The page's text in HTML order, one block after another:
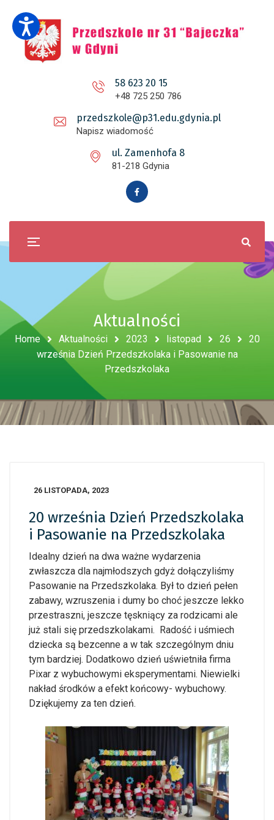
58 623 20 15
+48 725 250 786
przedszkole@p31.edu.gdynia.pl
Napisz wiadomość
ul. Zamenhofa 8
81-218 Gdynia
Aktualności
Home Aktualności 2023 listopad 26
20
września Dzień Przedszkolaka i Pasowanie na
Przedszkolaka
26 LISTOPADA, 2023
20 września Dzień Przedszkolaka
i Pasowanie na Przedszkolaka
Idealny dzień na dwa ważne wydarzenia
zwłaszcza dla najmłodszych gdyż dołączyliśmy
Pasowanie na Przedszkolaka. Był to dzień pełen
zabawy, wzruszenia i dumy bo choć jeszcze lekko
przestraszni, jeszcze tęskniący za rodzicami ale
już stali się przedszkolakami. Radość i uśmiech
dziecka są bezcenne a w tak szczególnym dniu
tym bardziej. Dodatkowo dzień uświetniła firma
Pixar z wybuchowymi eksperymentami. Niewielki
nakład środków a efekt końcowy- wybuchowy.
Dziękujemy za ten dzień.